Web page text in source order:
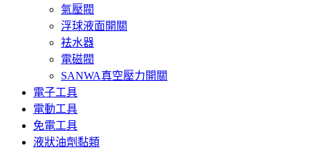
氣壓閥
浮球液面開關
袪水器
電磁閥
SANWA真空壓力開關
電子工具
電動工具
免電工具
液狀油劑黏類